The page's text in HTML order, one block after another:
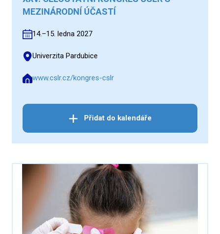
MEZINÁRODNÍ ÚČASTÍ
14.–15. ledna 2027
Univerzita Pardubice
www.cslr.cz/kongres-cslr
Přidat do kalendáře